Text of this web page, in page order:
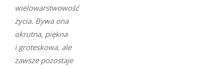
wielowarstwowość
życia. Bywa ona
okrutna, piękna
i groteskowa, ale
zawsze pozostaje